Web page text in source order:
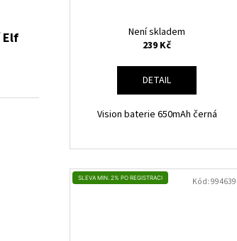
Není skladem
239 Kč
DETAIL
Vision baterie 650mAh černá
SLEVA MIN. 2% PO REGISTRACI Kód:994639